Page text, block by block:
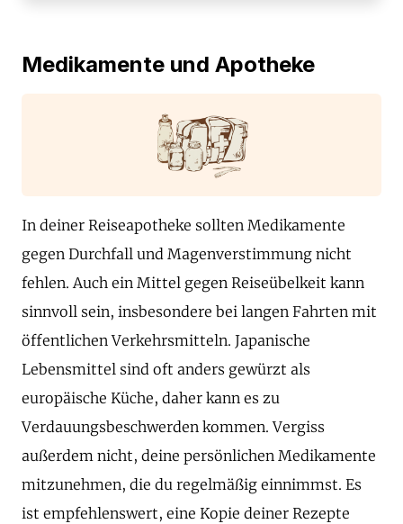
Medikamente und Apotheke
In deiner Reiseapotheke sollten Medikamente
gegen Durchfall und Magenverstimmung nicht
fehlen. Auch ein Mittel gegen Reiseübelkeit kann
sinnvoll sein, insbesondere bei langen Fahrten mit
öffentlichen Verkehrsmitteln. Japanische
Lebensmittel sind oft anders gewürzt als
europäische Küche, daher kann es zu
Verdauungsbeschwerden kommen. Vergiss
außerdem nicht, deine persönlichen Medikamente
mitzunehmen, die du regelmäßig einnimmst. Es
ist empfehlenswert, eine Kopie deiner Rezepte